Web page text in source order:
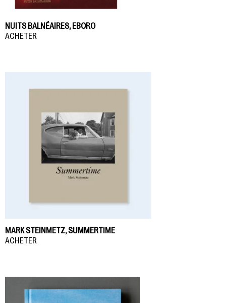
NUITS BALNÉAIRES, EBORO
ACHETER
MARK STEINMETZ, SUMMERTIME
ACHETER